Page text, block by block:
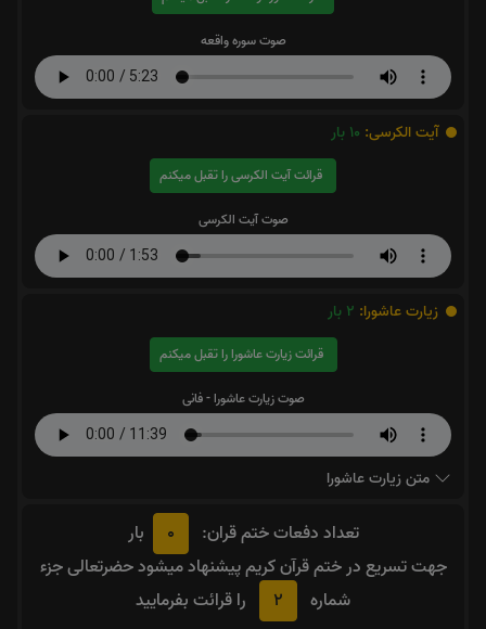
صوت سوره واقعه
آیت الکرسی: 10 بار
قرائت آیت الکرسی را تقبل میکنم
صوت آیت الکرسی
زیارت عاشورا: 2 بار
قرائت زیارت عاشورا را تقبل میکنم
صوت زیارت عاشورا - فانی
متن زیارت عاشورا
تعداد دفعات ختم قران: 0
بار
جهت تسریع در ختم قرآن کریم پیشنهاد میشود حضرتعالی جزء
شماره
2 را قرائت بفرمایید